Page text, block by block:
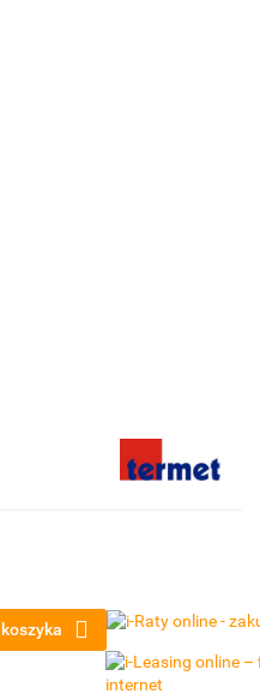
koszyka